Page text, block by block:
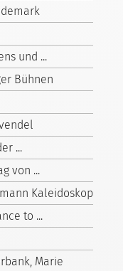
und ...
Bühnen
...
von ...
Kaleidoskop
to ...
Marie